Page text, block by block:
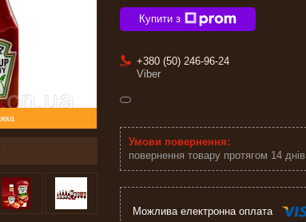
Купити з
+380 (50) 246-96-24
Viber
повернення товару протягом 14 днів